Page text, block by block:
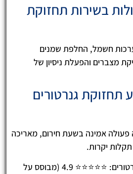
בשירות תחזוקת
חשמל, החלפת שמנים
מצברים והפעלת ניסיון של
גנרטורים
אמינה בשעת חירום, מאריכה
יקרות.
דירוג שירות תחזוקת גנרטורים: ⭐⭐⭐⭐⭐ 4.9 (מבוסס על